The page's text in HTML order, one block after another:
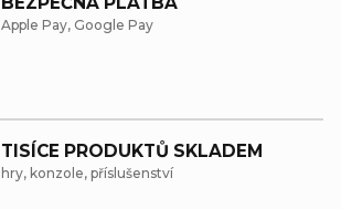
Apple Pay, Google Pay
TISÍCE PRODUKTŮ SKLADEM
hry, konzole, příslušenství